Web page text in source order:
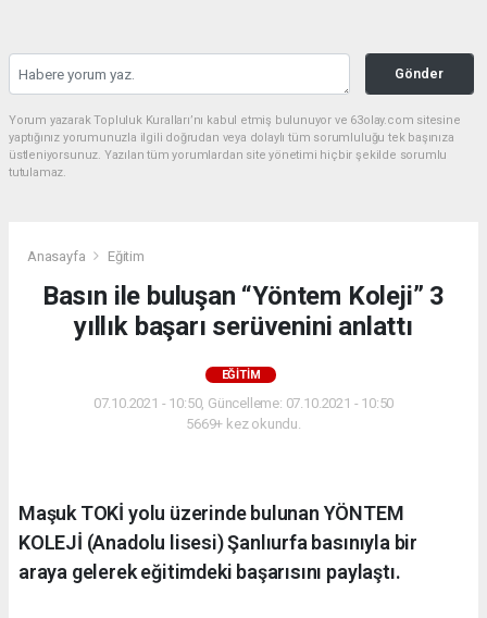
Gönder
Yorum yazarak Topluluk Kuralları’nı kabul etmiş bulunuyor ve 63olay.com sitesine
yaptığınız yorumunuzla ilgili doğrudan veya dolaylı tüm sorumluluğu tek başınıza
üstleniyorsunuz. Yazılan tüm yorumlardan site yönetimi hiçbir şekilde sorumlu
tutulamaz.
Anasayfa Eğitim
Basın ile buluşan “Yöntem Koleji” 3
yıllık başarı serüvenini anlattı
EĞITIM
07.10.2021 - 10:50, Güncelleme: 07.10.2021 - 10:50
5669+ kez okundu.
Maşuk TOKİ yolu üzerinde bulunan YÖNTEM
KOLEJİ (Anadolu lisesi) Şanlıurfa basınıyla bir
araya gelerek eğitimdeki başarısını paylaştı.